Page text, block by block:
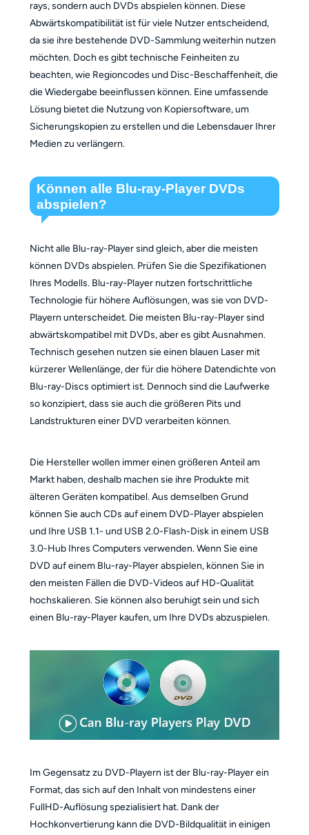
rays, sondern auch DVDs abspielen können. Diese
Abwärtskompatibilität ist für viele Nutzer entscheidend,
da sie ihre bestehende DVD-Sammlung weiterhin nutzen
möchten. Doch es gibt technische Feinheiten zu
beachten, wie Regioncodes und Disc-Beschaffenheit, die
die Wiedergabe beeinflussen können. Eine umfassende
Lösung bietet die Nutzung von Kopiersoftware, um
Sicherungskopien zu erstellen und die Lebensdauer Ihrer
Medien zu verlängern.
Können alle Blu-ray-Player DVDs
abspielen?
Nicht alle Blu-ray-Player sind gleich, aber die meisten
können DVDs abspielen. Prüfen Sie die Spezifikationen
Ihres Modells. Blu-ray-Player nutzen fortschrittliche
Technologie für höhere Auflösungen, was sie von DVD-
Playern unterscheidet. Die meisten Blu-ray-Player sind
abwärtskompatibel mit DVDs, aber es gibt Ausnahmen.
Technisch gesehen nutzen sie einen blauen Laser mit
kürzerer Wellenlänge, der für die höhere Datendichte von
Blu-ray-Discs optimiert ist. Dennoch sind die Laufwerke
so konzipiert, dass sie auch die größeren Pits und
Landstrukturen einer DVD verarbeiten können.
Die Hersteller wollen immer einen größeren Anteil am
Markt haben, deshalb machen sie ihre Produkte mit
älteren Geräten kompatibel. Aus demselben Grund
können Sie auch CDs auf einem DVD-Player abspielen
und Ihre USB 1.1- und USB 2.0-Flash-Disk in einem USB
3.0-Hub Ihres Computers verwenden. Wenn Sie eine
DVD auf einem Blu-ray-Player abspielen, können Sie in
den meisten Fällen die DVD-Videos auf HD-Qualität
hochskalieren. Sie können also beruhigt sein und sich
einen Blu-ray-Player kaufen, um Ihre DVDs abzuspielen.
Im Gegensatz zu DVD-Playern ist der Blu-ray-Player ein
Format, das sich auf den Inhalt von mindestens einer
FullHD-Auflösung spezialisiert hat. Dank der
Hochkonvertierung kann die DVD-Bildqualität in einigen